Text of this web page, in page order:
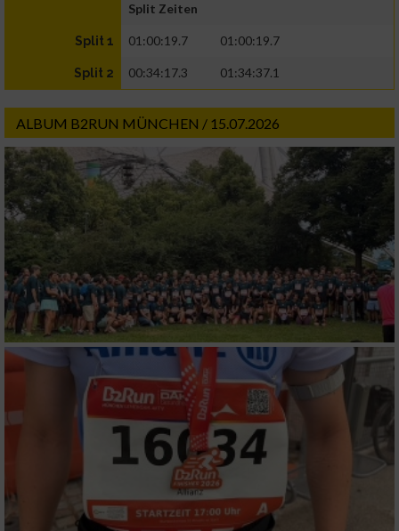
Split Zeiten
Split 1 01:00:19.7 01:00:19.7
Split 2 00:34:17.3 01:34:37.1
ALBUM B2RUN MÜNCHEN / 15.07.2026